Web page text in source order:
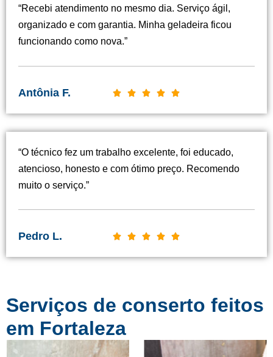
“Recebi atendimento no mesmo dia. Serviço ágil,
organizado e com garantia. Minha geladeira ficou
funcionando como nova.”
Antônia F.     C
s
i
d
o
o
“O técnico fez um trabalho excelente, foi educado,
atencioso, honesto e com ótimo preço. Recomendo
muito o serviço.”
Pedro L.     C
s
Serviços de conserto feitos
em Fortaleza